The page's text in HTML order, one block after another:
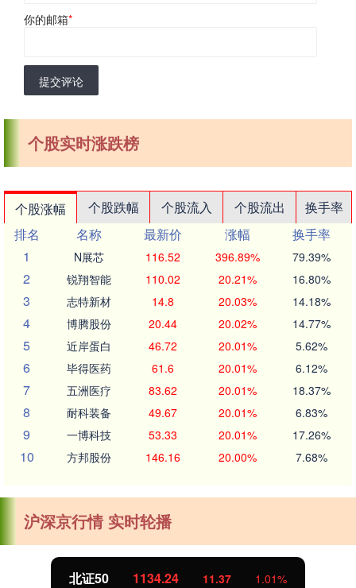
你的邮箱*
提交评论
个股实时涨跌榜
个股涨幅 个股跌幅 个股流入 个股流出
换手率
排名
名称 最新价 涨幅
换手率
1
N展芯 116.52 396.89% 79.39%
2 锐翔智能 110.02 20.21% 16.80%
3 志特新材 14.8 20.03% 14.18%
4 博腾股份 20.44 20.02% 14.77%
5 近岸蛋白 46.72 20.01% 5.62%
6 毕得医药 61.6 20.01% 6.12%
7 五洲医疗 83.62 20.01% 18.37%
8 耐科装备 49.67 20.01% 6.83%
9 一博科技 53.33 20.01% 17.26%
10 方邦股份 146.16 20.00% 7.68%
沪深京行情 实时轮播
创业板指 3563.12 47.56 1.35%